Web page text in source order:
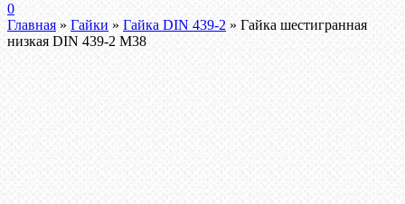
0
Главная » Гайки » Гайка DIN 439-2 » Гайка шестигранная
низкая DIN 439-2 М38